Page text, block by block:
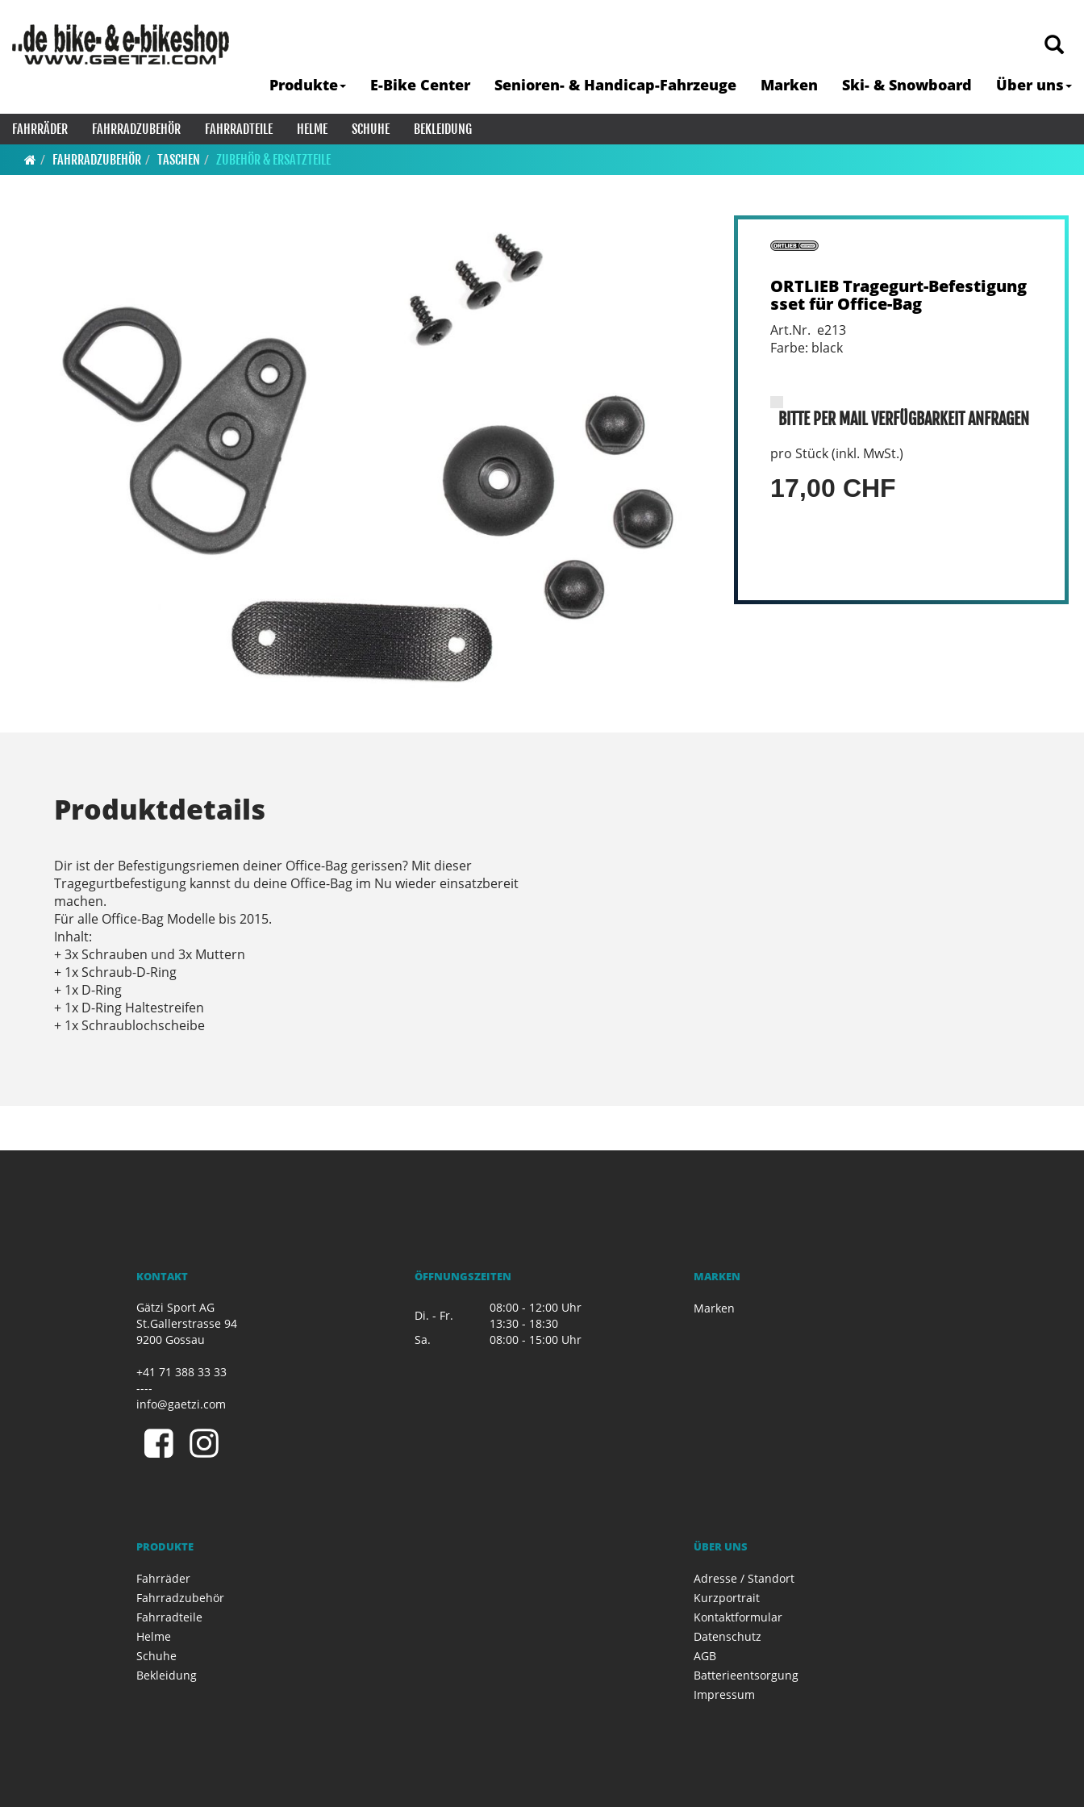
Produkte E-Bike Center Senioren- & Handicap-Fahrzeuge Marken Ski- & Snowboard Über uns
FAHRRÄDER FAHRRADZUBEHÖR FAHRRADTEILE HELME SCHUHE
BEKLEIDUNG
FAHRRADZUBEHÖR
TASCHEN ZUBEHÖR & ERSATZTEILE
ORTLIEB Tragegurt-Befestigung
sset für Office-Bag
Art.Nr. e213
Farbe: black
BITTE PER MAIL VERFÜGBARKEIT ANFRAGEN
pro Stück (inkl. MwSt.)
17,00 CHF
Produktdetails
Dir ist der Befestigungsriemen deiner Office-Bag gerissen? Mit dieser
Tragegurtbefestigung kannst du deine Office-Bag im Nu wieder einsatzbereit
machen.
Für alle Office-Bag Modelle bis 2015.
Inhalt:
+ 3x Schrauben und 3x Muttern
+ 1x Schraub-D-Ring
+ 1x D-Ring
+ 1x D-Ring Haltestreifen
+ 1x Schraublochscheibe
KONTAKT
Gätzi Sport AG
St.Gallerstrasse 94
9200 Gossau
+41 71 388 33 33
----
info@gaetzi.com
ÖFFNUNGSZEITEN
Di. - Fr.
08:00 - 12:00 Uhr
13:30 - 18:30
Sa.
08:00 - 15:00 Uhr
MARKEN
Marken
PRODUKTE
Fahrräder
Fahrradzubehör
Fahrradteile
Helme
Schuhe
Bekleidung
ÜBER UNS
Adresse / Standort
Kurzportrait
Kontaktformular
Datenschutz
AGB
Batterieentsorgung
Impressum